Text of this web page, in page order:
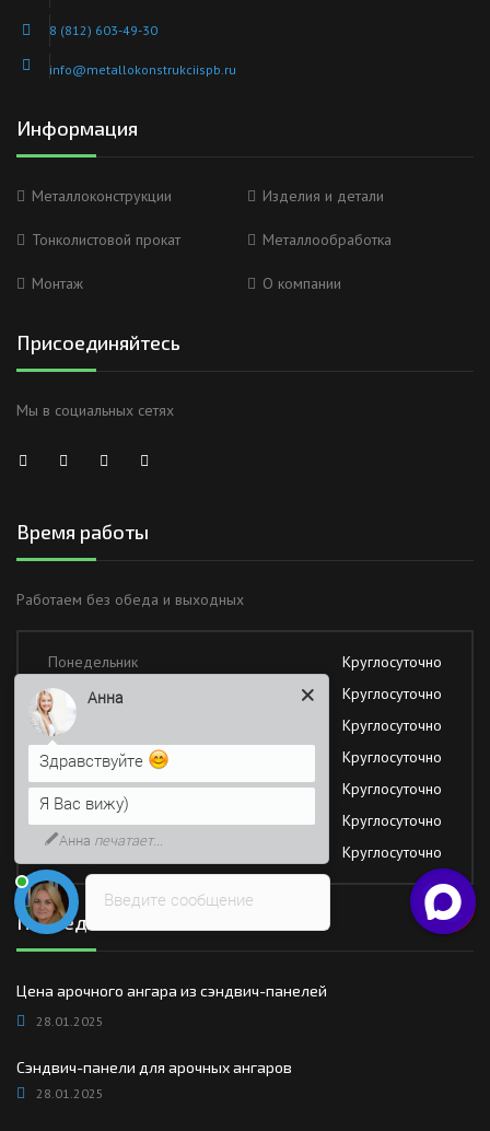
8 (812) 603-49-30
info@metallokonstrukciispb.ru
Информация
Металлоконструкции Изделия и детали
Тонколистовой прокат Металлообработка
Монтаж О компании
Присоединяйтесь
Мы в социальных сетях
Время работы
Работаем без обеда и выходных
Понедельник
Круглосуточно
Вторник
Круглосуточно
Среда
Круглосуточно
Четверг
Круглосуточно
Пятница
Круглосуточно
Суббота
Круглосуточно
Воскресение
Круглосуточно
Последние новости
Цена арочного ангара из сэндвич-панелей
28.01.2025
Сэндвич-панели для арочных ангаров
28.01.2025
Введите сообщение
Анна
Здравствуйте
Я Вас вижу)
Анна печатает...